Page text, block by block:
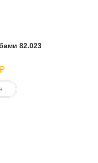
82.023
₽